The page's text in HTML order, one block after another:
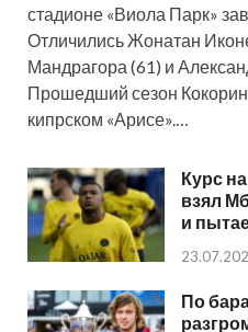
стадионе «Виола Парк»
Отличились Жонатан
Мандрагора (61) и
Прошедший сезон
кипрском «Арисе».…
Курс
взял
и
По